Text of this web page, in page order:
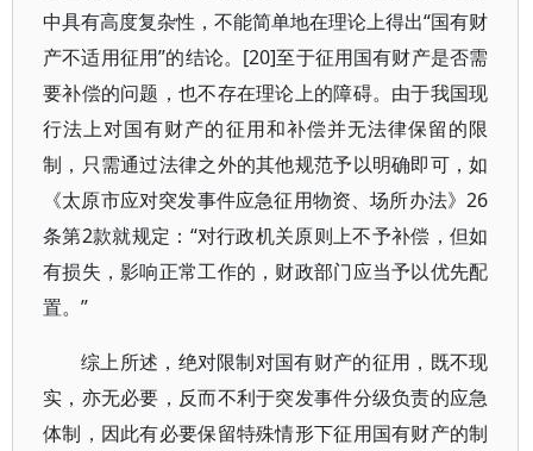
中具有高度复杂性，不能简单地在理论上得出“国有财
产不适用征用”的结论。[20]至于征用国有财产是否需
要补偿的问题，也不存在理论上的障碍。由于我国现
行法上对国有财产的征用和补偿并无法律保留的限
制，只需通过法律之外的其他规范予以明确即可，如
《太原市应对突发事件应急征用物资、场所办法》26
条第2款就规定：“对行政机关原则上不予补偿，但如
有损失，影响正常工作的，财政部门应当予以优先配
置。”
综上所述，绝对限制对国有财产的征用，既不现
实，亦无必要，反而不利于突发事件分级负责的应急
体制，因此有必要保留特殊情形下征用国有财产的制